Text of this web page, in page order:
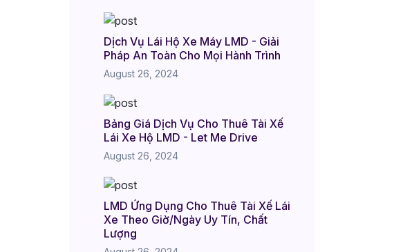
Dịch Vụ Lái Hộ Xe Máy LMD - Giải
Pháp An Toàn Cho Mọi Hành Trình
August 26, 2024
Bảng Giá Dịch Vụ Cho Thuê Tài Xế
Lái Xe Hộ LMD - Let Me Drive
August 26, 2024
LMD Ứng Dụng Cho Thuê Tài Xế Lái
Xe Theo Giờ/Ngày Uy Tín, Chất
Lượng